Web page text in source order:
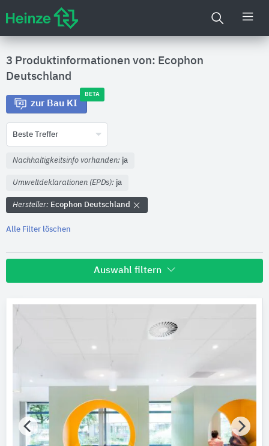
3 Produktinformationen von: Ecophon
Deutschland
zur Bau KI
BETA
Beste Treffer
Nachhaltigkeitsinfo vorhanden: ja
Umweltdeklarationen (EPDs): ja
Hersteller: Ecophon Deutschland
Alle Filter löschen
Auswahl filtern
Nachhaltigkeitsinfo vorhanden
Umweltdeklarationen (EPDs)
Merkmale / Eigenschaften
Bitte auswählen